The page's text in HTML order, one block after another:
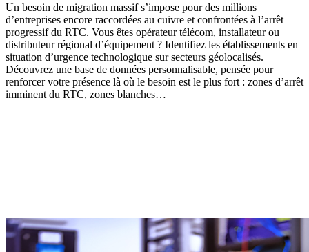
Un besoin de migration massif s’impose pour des millions
d’entreprises encore raccordées au cuivre et confrontées à l’arrêt
progressif du RTC. Vous êtes opérateur télécom, installateur ou
distributeur régional d’équipement ? Identifiez les établissements en
situation d’urgence technologique sur secteurs géolocalisés.
Découvrez une base de données personnalisable, pensée pour
renforcer votre présence là où le besoin est le plus fort : zones d’arrêt
imminent du RTC, zones blanches…